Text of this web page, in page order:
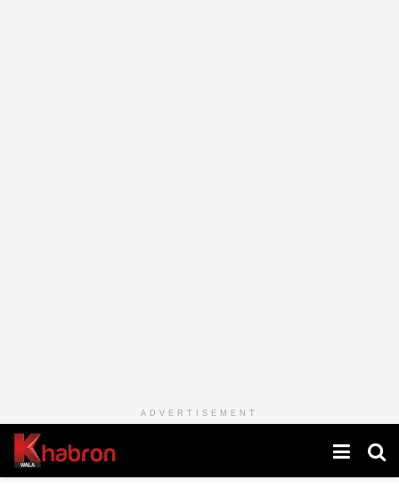
ADVERTISEMENT